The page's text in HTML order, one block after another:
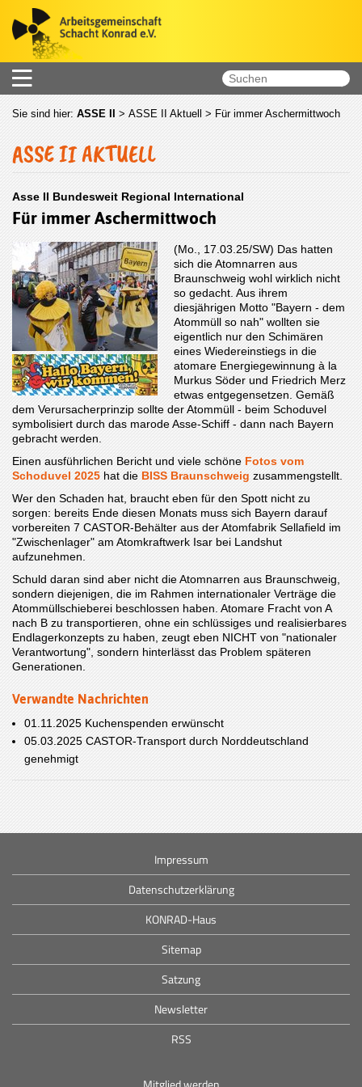
Sie sind hier: ASSE II > ASSE II Aktuell > Für immer Aschermittwoch
ASSE II AKTUELL
Asse II Bundesweit Regional International
Für immer Aschermittwoch
(Mo., 17.03.25/SW) Das hatten
sich die Atomnarren aus
Braunschweig wohl wirklich nicht
so gedacht. Aus ihrem
diesjährigen Motto "Bayern - dem
Atommüll so nah" wollten sie
eigentlich nur den Schimären
eines Wiedereinstiegs in die
atomare Energiegewinnung à la
Murkus Söder und Friedrich Merz
etwas entgegensetzen. Gemäß
dem Verursacherprinzip sollte der Atommüll - beim Schoduvel
symbolisiert durch das marode Asse-Schiff - dann nach Bayern
gebracht werden.
Einen ausführlichen Bericht und viele schöne Fotos vom
Schoduvel 2025 hat die BISS Braunschweig zusammengstellt.
Wer den Schaden hat, braucht eben für den Spott nicht zu
sorgen: bereits Ende diesen Monats muss sich Bayern darauf
vorbereiten 7 CASTOR-Behälter aus der Atomfabrik Sellafield im
"Zwischenlager" am Atomkraftwerk Isar bei Landshut
aufzunehmen.
Schuld daran sind aber nicht die Atomnarren aus Braunschweig,
sondern diejenigen, die im Rahmen internationaler Verträge die
Atommüllschieberei beschlossen haben. Atomare Fracht von A
nach B zu transportieren, ohne ein schlüssiges und realisierbares
Endlagerkonzepts zu haben, zeugt eben NICHT von "nationaler
Verantwortung", sondern hinterlässt das Problem späteren
Generationen.
Verwandte Nachrichten
01.11.2025 Kuchenspenden erwünscht
05.03.2025 CASTOR-Transport durch Norddeutschland
genehmigt
Impressum
Datenschutzerklärung
KONRAD-Haus
Sitemap
Satzung
Newsletter
RSS